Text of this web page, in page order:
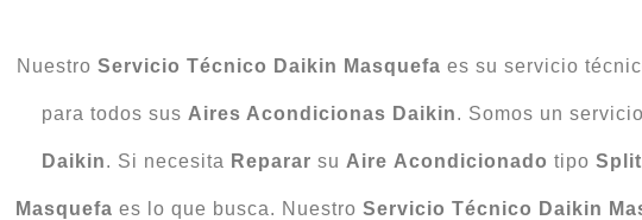
Nuestro Servicio Técnico Daikin Masquefa es su servicio
para todos sus Aires Acondicionas Daikin. Somos un
Daikin. Si necesita Reparar su Aire Acondicionado tipo Split
Masquefa es lo que busca. Nuestro Servicio Técnico Daikin